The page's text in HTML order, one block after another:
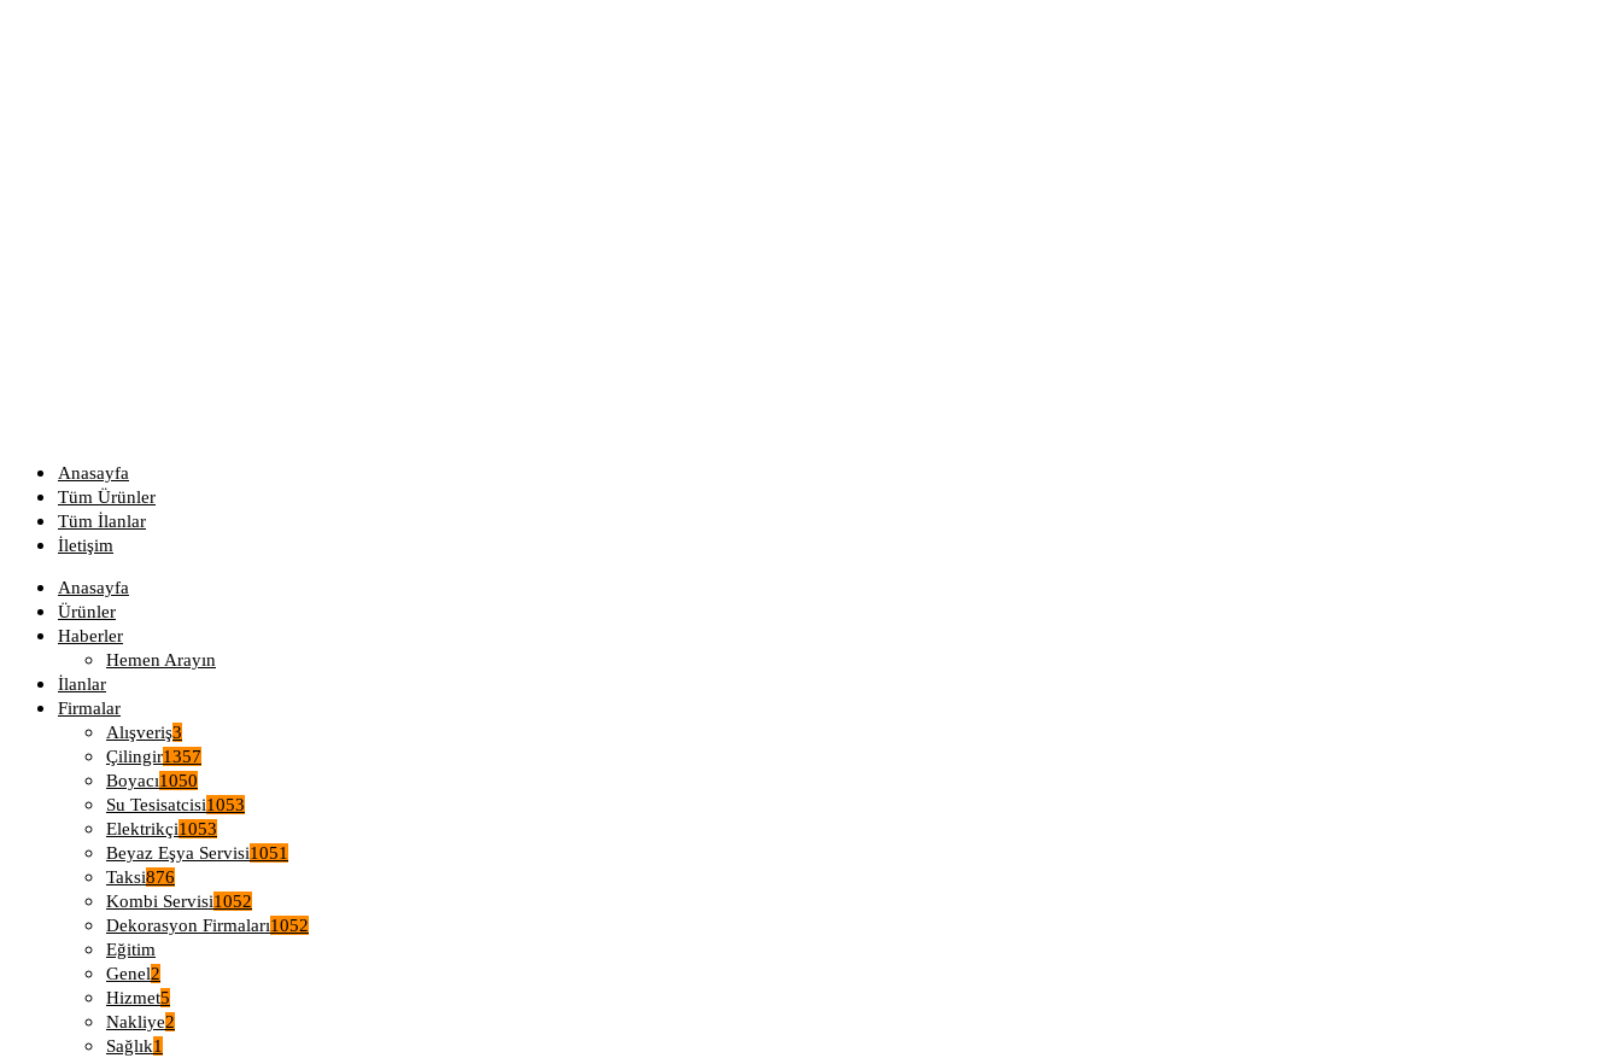
Anasayfa
Tüm Ürünler
Tüm İlanlar
İletişim
Anasayfa
Ürünler
Haberler
Hemen Arayın
İlanlar
Firmalar
Alışveriş3
Çilingir1357
Boyacı1050
Su Tesisatcisi1053
Elektrikçi1053
Beyaz Eşya Servisi1051
Taksi876
Kombi Servisi1052
Dekorasyon Firmaları1052
Eğitim
Genel2
Hizmet5
Nakliye2
Sağlık1